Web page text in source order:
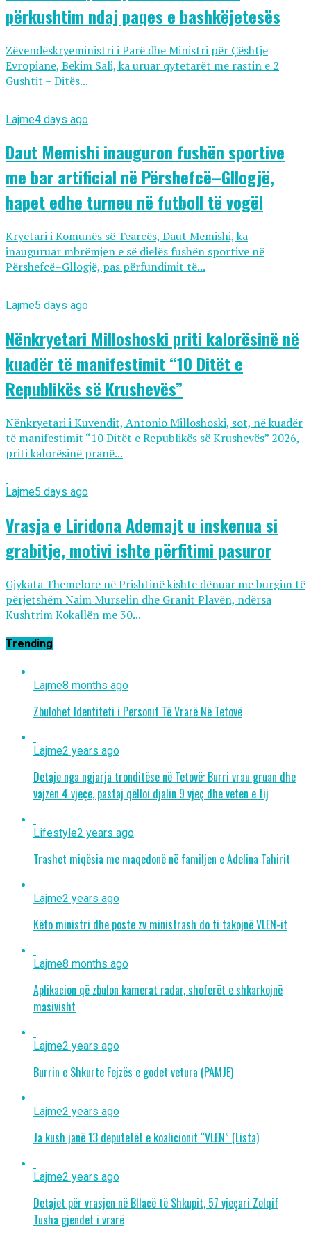
përkushtim ndaj paqes e bashkëjetesës
Zëvendëskryeministri i Parë dhe Ministri për Çështje
Evropiane, Bekim Sali, ka uruar qytetarët me rastin e 2
Gushtit – Ditës...
Lajme4 days ago
Daut Memishi inauguron fushën sportive
me bar artificial në Përshefcë–Gllogjë,
hapet edhe turneu në futboll të vogël
Kryetari i Komunës së Tearcës, Daut Memishi, ka
inauguruar mbrëmjen e së dielës fushën sportive në
Përshefcë–Gllogjë, pas përfundimit të...
Lajme5 days ago
Nënkryetari Milloshoski priti kalorësinë në
kuadër të manifestimit “10 Ditët e
Republikës së Krushevës”
Nënkryetari i Kuvendit, Antonio Milloshoski, sot, në kuadër
të manifestimit “10 Ditët e Republikës së Krushevës” 2026,
priti kalorësinë pranë...
Lajme5 days ago
Vrasja e Liridona Ademajt u inskenua si
grabitje, motivi ishte përfitimi pasuror
Gjykata Themelore në Prishtinë kishte dënuar me burgim të
përjetshëm Naim Murselin dhe Granit Plavën, ndërsa
Kushtrim Kokallën me 30...
Trending
Lajme8 months ago
Zbulohet Identiteti i Personit Të Vrarë Në Tetovë
Lajme2 years ago
Detaje nga ngjarja tronditëse në Tetovë: Burri vrau gruan dhe
vajzën 4 vjeçe, pastaj qëlloi djalin 9 vjeç dhe veten e tij
Lifestyle2 years ago
Trashet miqësia me maqedonë në familjen e Adelina Tahirit
Lajme2 years ago
Këto ministri dhe poste zv ministrash do ti takojnë VLEN-it
Lajme8 months ago
Aplikacion që zbulon kamerat radar, shoferët e shkarkojnë
masivisht
Lajme2 years ago
Burrin e Shkurte Fejzës e godet vetura (PAMJE)
Lajme2 years ago
Ja kush janë 13 deputetët e koalicionit “VLEN” (Lista)
Lajme2 years ago
Detajet për vrasjen në Bllacë të Shkupit, 57 vjeçari Zelqif
Tusha gjendet i vrarë